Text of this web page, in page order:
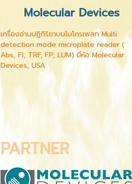
Molecular Devices
เครื่องอ่านปฏิกิริยาบนไมโครเพลท Multi
detection mode microplate reader (
Abs, FI, TRF, FP, LUM) ยี่ห้อ Molecular
Devices, USA
PARTNER